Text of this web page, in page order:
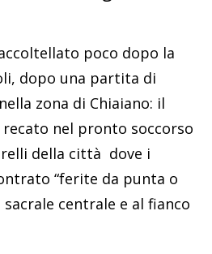
poco dopo la
dopo una partita di
zona di Chiaiano: il
recato nel pronto soccorso
della città dove i
“ferite da punta o
centrale e al fianco